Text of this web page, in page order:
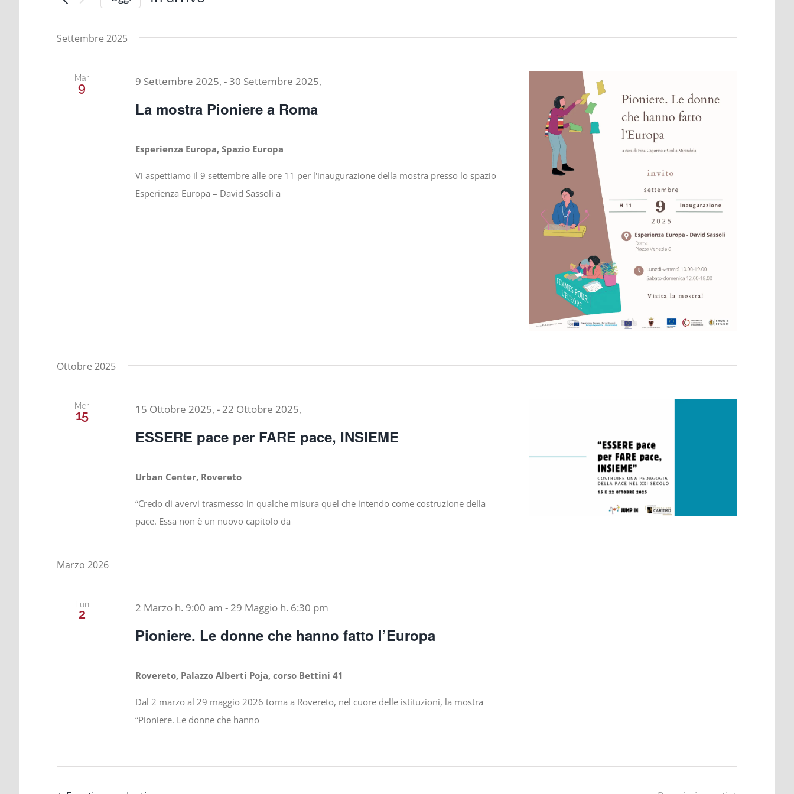
Navigazione
Cerca
per
Chiave.
data.
Settembre 2025
Mar
9
La mostra Pioniere a Roma
9 Settembre 2025, -30 Settembre 2025,
Esperienza Europa, Spazio Europa
Vi aspettiamo il 9 settembre alle ore 11 per l'inaugurazione della mostra presso lo spazio
Esperienza Europa – David Sassoli a
Ottobre 2025
Mer
15
ESSERE pace per FARE pace, INSIEME
15 Ottobre 2025, - 22 Ottobre 2025,
Urban Center, Rovereto
“Credo di avervi trasmesso in qualche misura quel che intendo come costruzione della
pace. Essa non è un nuovo capitolo da
Marzo 2026
Lun
2
Pioniere. Le donne che hanno fatto l’Europa
2 Marzo h. 9:00 am - 29 Maggio h. 6:30 pm
Rovereto, Palazzo Alberti Poja, corso Bettini 41
Dal 2 marzo al 29 maggio 2026 torna a Rovereto, nel cuore delle istituzioni, la mostra
“Pioniere. Le donne che hanno